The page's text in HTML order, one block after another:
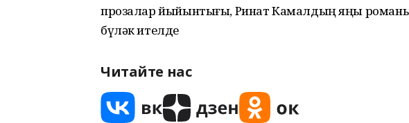
прозалар йыйынтығы, Ринат Камалдың яңы
бүләк ителде
Читайте нас